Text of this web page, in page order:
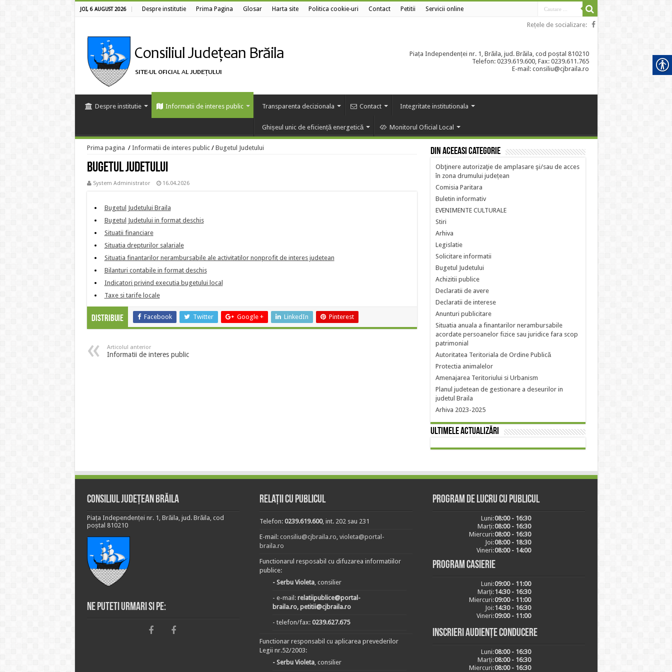
JOI, 6 AUGUST 2026 Despre institutie Prima Pagina Glosar Harta site Politica cookie-uri Contact Petitii Servicii online
Rețele de socializare:
Piața Independenței nr. 1, Brăila, jud. Brăila, cod poștal 810210
Telefon: 0239.619.600, Fax: 0239.611.765
E-mail: consiliu@cjbraila.ro
Despre institutie Informatii de interes public Transparenta decizionala Contact Integritate institutionala
Ghișeul unic de eficiență energetică Monitorul Oficial Local
Prima pagina / Informatii de interes public / Bugetul Judetului
Bugetul Judetului
System Administrator 16.04.2026
Bugetul Judetului Braila
Bugetul Judetului in format deschis
Situatii financiare
Situatia drepturilor salariale
Situatia finantarilor nerambursabile ale activitatilor nonprofit de interes judetean
Bilanturi contabile in format deschis
Indicatori privind executia bugetului local
Taxe si tarife locale
Distribuie Facebook Twitter Google + LinkedIn Pinterest
Articolul anterior
Informatii de interes public
Din aceeasi categorie
Obţinere autorizaţie de amplasare şi/sau de acces
în zona drumului județean
Comisia Paritara
Buletin informativ
EVENIMENTE CULTURALE
Stiri
Arhiva
Legislatie
Solicitare informatii
Bugetul Judetului
Achizitii publice
Declaratii de avere
Declaratii de interese
Anunturi publicitare
Situatia anuala a finantarilor nerambursabile
acordate persoanelor fizice sau juridice fara scop
patrimonial
Autoritatea Teritoriala de Ordine Publică
Protectia animalelor
Amenajarea Teritoriului si Urbanism
Planul judetean de gestionare a deseurilor in
judetul Braila
Arhiva 2023-2025
Ultimele actualizări
Consiliul Județean Brăila
Piața Independenței nr. 1, Brăila, jud. Brăila, cod
poștal 810210
Ne puteti urmari si pe:
Relații cu publicul
Telefon:0239.619.600, int. 202 sau 231
E-mail:consiliu@cjbraila.ro,violeta@portal-
braila.ro
Functionarul resposabil cu difuzarea informatiilor
publice:
- Serbu Violeta, consilier
- e-mail:relatiipublice@portal-
braila.ro, petitii@cjbraila.ro
- telefon/fax:0239.627.675
Functionar responsabil cu aplicarea prevederilor
Legii nr.52/2003:
- Serbu Violeta, consilier
Program de lucru cu publicul
Luni:08:00 - 16:30
Marți:08:00 - 16:30
Miercuri:08:00 - 16:30
Joi:08:00 - 18:30
Vineri:08:00 - 14:00
Program casierie
Luni:09:00 - 11:00
Marți:14:30 - 16:30
Miercuri:09:00 - 11:00
Joi:14:30 - 16:30
Vineri:09:00 - 11:00
Inscrieri audiențe conducere
Luni:08:00 - 16:30
Marți:08:00 - 16:30
Miercuri:08:00 - 16:30